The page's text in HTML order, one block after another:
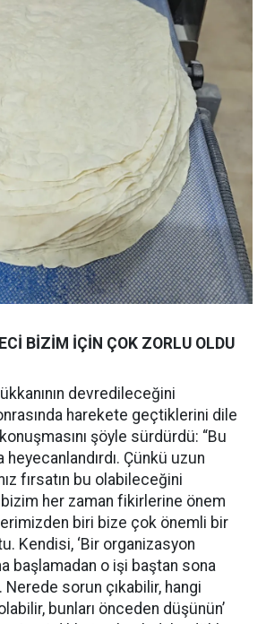
BİZİM İÇİN ÇOK ZORLU OLDU
devredileceğini
harekete geçtiklerini dile
şöyle sürdürdü: “Bu
Çünkü uzun
fırsatın bu olabileceğini
her zaman fikirlerine önem
biri bize çok önemli bir
Kendisi, ‘Bir organizasyon
başlamadan o işi baştan sona
Nerede sorun çıkabilir, hangi
bunları önceden düşünün’